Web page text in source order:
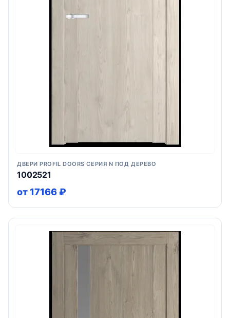
ДВЕРИ PROFIL DOORS СЕРИЯ N ПОД ДЕРЕВО
1002521
от 17166 ₽